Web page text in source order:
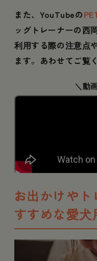
また、YouTubeの
ッグトレーナーの西
利用する際の注意点
ます。あわせてご覧
＼動
お出かけや
すすめな愛犬